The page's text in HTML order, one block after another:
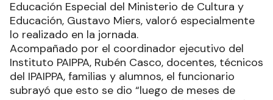
Educación Especial del Ministerio de Cultura y
Educación, Gustavo Miers, valoró especialmente
lo realizado en la jornada.
Acompañado por el coordinador ejecutivo del
Instituto PAIPPA, Rubén Casco, docentes, técnicos
del IPAIPPA, familias y alumnos, el funcionario
subrayó que esto se dio “luego de meses de